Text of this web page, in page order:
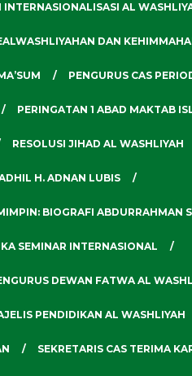
AL
DAN
PENGURUS CAS
PERINGATAN 1 ABAD MAKTAB
RESOLUSI JIHAD AL WASHLIYAH
H. ADNAN LUBIS
BIOGRAFI ABDURRAHMAN
SEMINAR INTERNASIONAL
DEWAN FATWA AL
PENDIDIKAN AL WASHLIYAH
SEKRETARIS CAS TERIMA